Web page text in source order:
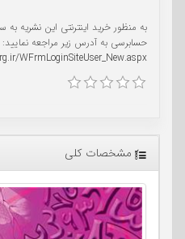
به منظور خرید اینترنتی این نشریه به
حسابرسی به آدرس زیر مراجعه نمایید:
WFrmLoginSiteUser_New.aspx
مشخصات کلی